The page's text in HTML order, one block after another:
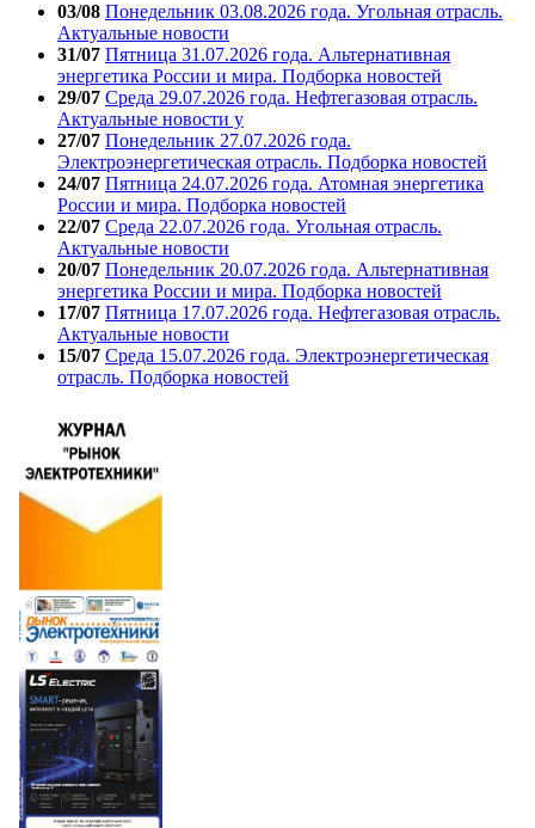
03/08 Понедельник 03.08.2026 года. Угольная отрасль.
Актуальные новости
31/07 Пятница 31.07.2026 года. Альтернативная
энергетика России и мира. Подборка новостей
29/07 Среда 29.07.2026 года. Нефтегазовая отрасль.
Актуальные новости у
27/07 Понедельник 27.07.2026 года.
Электроэнергетическая отрасль. Подборка новостей
24/07 Пятница 24.07.2026 года. Атомная энергетика
России и мира. Подборка новостей
22/07 Среда 22.07.2026 года. Угольная отрасль.
Актуальные новости
20/07 Понедельник 20.07.2026 года. Альтернативная
энергетика России и мира. Подборка новостей
17/07 Пятница 17.07.2026 года. Нефтегазовая отрасль.
Актуальные новости
15/07 Среда 15.07.2026 года. Электроэнергетическая
отрасль. Подборка новостей